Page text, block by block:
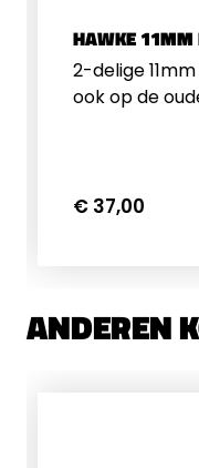
HAWKE 11MM
2-delige
ook op de
€ 37,00
ANDEREN